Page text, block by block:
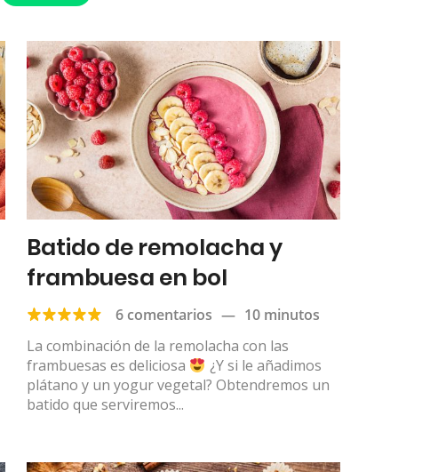
Batido de remolacha y
frambuesa en bol
6 comentarios — 10 minutos
La combinación de la remolacha con las
frambuesas es deliciosa
¿Y si le añadimos
plátano y un yogur vegetal? Obtendremos un
batido que serviremos...